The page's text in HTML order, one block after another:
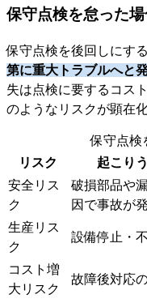
保守点検を怠った
保守点検を後回しにす
第に重大トラブルへと
失は点検に要するコス
のようなリスクが顕在化
保守点検
リスク
起こり
安全リス
ク
破損部品や
因で事故が
生産リス
ク
設備停止・
コスト増
大リスク
故障後対応